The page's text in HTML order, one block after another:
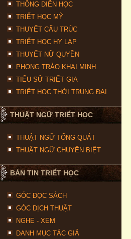
THÔNG DIỄN HỌC
TRIẾT HỌC MỸ
THUYẾT CẤU TRÚC
TRIẾT HỌC HY LẠP
THUYẾT NỮ QUYỀN
PHONG TRÀO KHAI MINH
TIỂU SỬ TRIẾT GIA
TRIẾT HỌC THỜI TRUNG ĐẠI
THUẬT NGỮ TRIẾT HỌC
THUẬT NGỮ TỔNG QUÁT
THUẬT NGỮ CHUYÊN BIỆT
BẢN TIN TRIẾT HỌC
GÓC ĐỌC SÁCH
GÓC DỊCH THUẬT
NGHE - XEM
DANH MỤC TÁC GIẢ